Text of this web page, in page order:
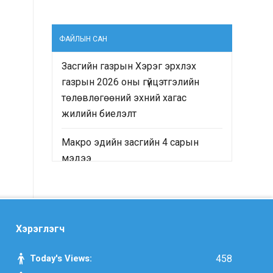
ФАЙЛЫН САН
Засгийн газрын Хэрэг эрхлэх
газрын 2026 оны гүйцэтгэлийн
төлөвлөгөөний эхний хагас
жилийн биелэлт
Макро эдийн засгийн 4 сарын
мэдээ
2024-2028 оны үйл ажиллагааны
болон “Монгол Улсын хөгжлийн
Хэрэглэгч
Today's Views: 458